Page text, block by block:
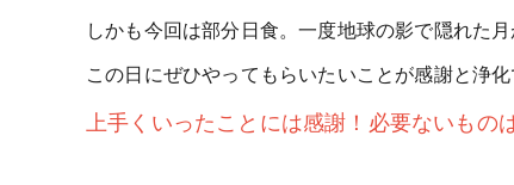
しかも今回は部分日食。一度地球の影で隠れた
この日にぜひやってもらいたいことが感謝と浄
上手くいったことには感謝！必要ないもの